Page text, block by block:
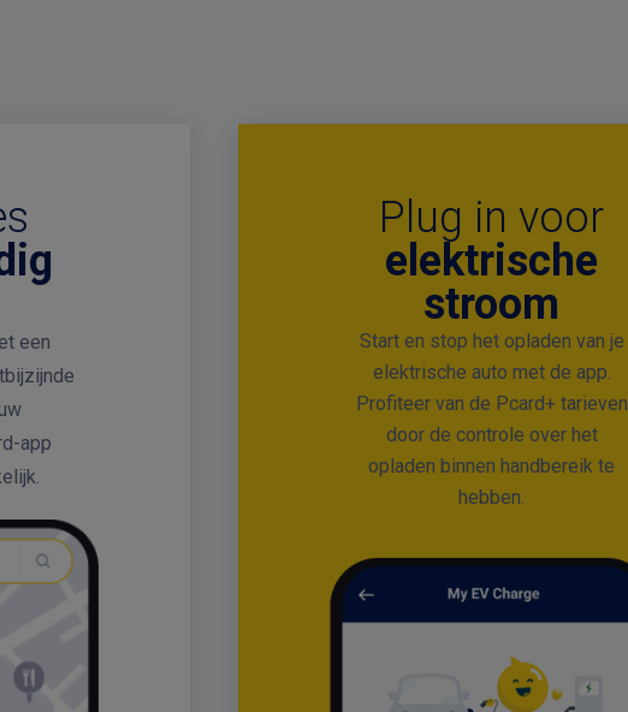
een
app
Plug in voor
elektrische
stroom
Start en stop het opladen van je
elektrische auto met de app.
Profiteer van de Pcard+ tarieven
door de controle over het
opladen binnen handbereik te
hebben.